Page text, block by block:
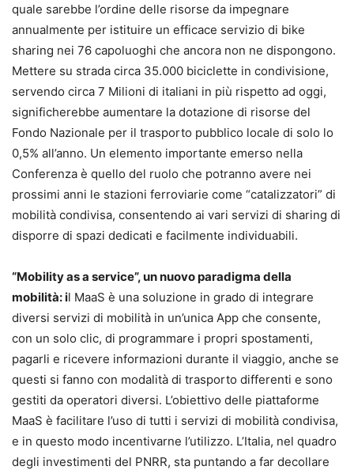
quale sarebbe l’ordine delle risorse da impegnare
annualmente per istituire un efficace servizio di bike
sharing nei 76 capoluoghi che ancora non ne dispongono.
Mettere su strada circa 35.000 biciclette in condivisione,
servendo circa 7 Milioni di italiani in più rispetto ad oggi,
significherebbe aumentare la dotazione di risorse del
Fondo Nazionale per il trasporto pubblico locale di solo lo
0,5% all’anno. Un elemento importante emerso nella
Conferenza è quello del ruolo che potranno avere nei
prossimi anni le stazioni ferroviarie come “catalizzatori” di
mobilità condivisa, consentendo ai vari servizi di sharing di
disporre di spazi dedicati e facilmente individuabili.
“Mobility as a service”,un nuovo paradigma della
mobilità: il MaaS è una soluzione in grado di integrare
diversi servizi di mobilità in un’unica App che consente,
con un solo clic, di programmare i propri spostamenti,
pagarli e ricevere informazioni durante il viaggio, anche se
questi si fanno con modalità di trasporto differenti e sono
gestiti da operatori diversi. L’obiettivo delle piattaforme
MaaS è facilitare l’uso di tutti i servizi di mobilità condivisa,
e in questo modo incentivarne l’utilizzo. L’Italia, nel quadro
degli investimenti del PNRR, sta puntando a far decollare